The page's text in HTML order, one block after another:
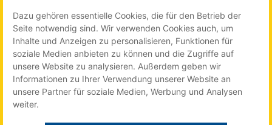
© 2022 Röser MEDIA GmbH & Co. KG - ein Unternehmen im
Röser Medienhaus
Der Stellenmarkt für Auszubildende online auf:
Dazu gehören essentielle Cookies, die für den Betrieb der
Seite notwendig sind. Wir verwenden Cookies auch, um
Inhalte und Anzeigen zu personalisieren, Funktionen für
soziale Medien anbieten zu können und die Zugriffe auf
unsere Website zu analysieren. Außerdem geben wir
Informationen zu Ihrer Verwendung unserer Website an
unsere Partner für soziale Medien, Werbung und Analysen
weiter.